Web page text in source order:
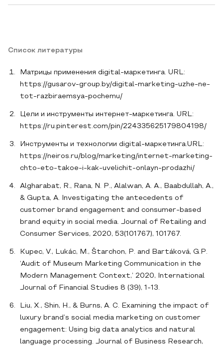
Список литературы
Матрицы применения digital-маркетинга. URL:
https://gusarov-group.by/digital-marketing-uzhe-ne-
tot-razbiraemsya-pochemu/
Цели и инструменты интернет-маркетинга. URL:
https://ru.pinterest.com/pin/224335625179804198/
Инструменты и технологии digital-маркетинга.URL:
https://neiros.ru/blog/marketing/internet-marketing-
chto-eto-takoe-i-kak-uvelichit-onlayn-prodazhi/
Algharabat, R., Rana, N. P., Alalwan, A. A., Baabdullah, A.,
& Gupta, A. Investigating the antecedents of
customer brand engagement and consumer-based
brand equity in social media. Journal of Retailing and
Consumer Services, 2020, 53(101767), 101767.
Kupec, V., Lukác, M., Štarchon, P. and Bartáková, G.P.
‘Audit of Museum Marketing Communication in the
Modern Management Context,’ 2020, International
Journal of Financial Studies 8 (39), 1-13.
Liu, X., Shin, H., & Burns, A. C. Examining the impact of
luxury brand’s social media marketing on customer
engagement: Using big data analytics and natural
language processing. Journal of Business Research,